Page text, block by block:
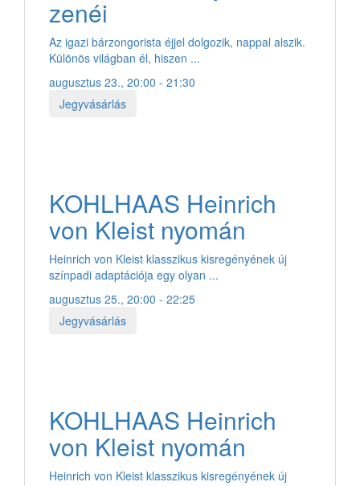
zenéi
Az igazi bárzongorista éjjel dolgozik, nappal alszik.
Különös világban él, hiszen ...
augusztus 23., 20:00 - 21:30
Jegyvásárlás
KOHLHAAS Heinrich
von Kleist nyomán
Heinrich von Kleist klasszikus kisregényének új
színpadi adaptációja egy olyan ...
augusztus 25., 20:00 - 22:25
Jegyvásárlás
KOHLHAAS Heinrich
von Kleist nyomán
Heinrich von Kleist klasszikus kisregényének új